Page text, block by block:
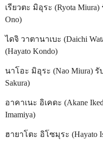
เรียวตะ มิอุระ (Ryota
Ono)
ไดจิ วาตานาเบะ (Daichi
(Hayato Kondo)
นาโอะ มิอุระ (Nao Miura)
Sakura)
อาคาเนะ อิเคดะ (Akane
Imamiya)
ฮายาโตะ อิโซมุระ (Hayato